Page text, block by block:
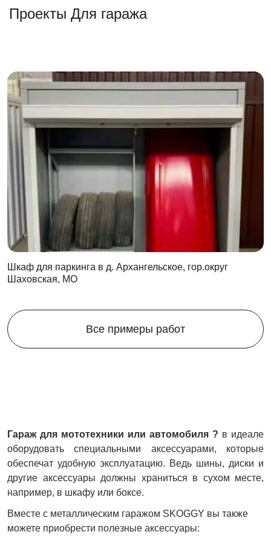
Проекты Для гаража
Шкаф для паркинга в д. Архангельское, гор.округ
Шаховская, МО
Все примеры работ
Гараж для мототехники или автомобиля ? в идеале
оборудовать специальными аксессуарами, которые
обеспечат удобную эксплуатацию. Ведь шины, диски и
другие аксессуары должны храниться в сухом месте,
например, в шкафу или боксе.
Вместе с металлическим гаражом SKOGGY вы также
можете приобрести полезные аксессуары: